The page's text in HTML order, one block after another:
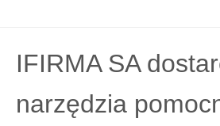
IFIRMA SA
narzędzia